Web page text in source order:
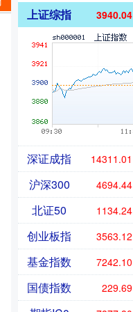
上证综指 3940.04
深证成指 14311.01
沪深300 4694.44
北证50 1134.24
创业板指 3563.12
基金指数 7242.10
国债指数 229.69